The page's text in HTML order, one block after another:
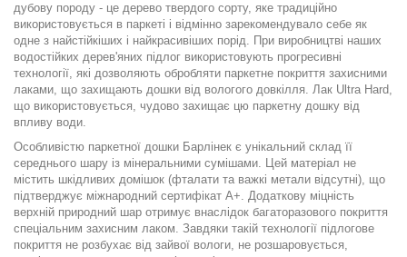
дубову породу - це дерево твердого сорту, яке традиційно
використовується в паркеті і відмінно зарекомендувало себе як
одне з найстійкіших і найкрасивіших порід. При виробництві наших
водостійких дерев'яних підлог використовують прогресивні
технології, які дозволяють обробляти паркетне покриття захисними
лаками, що захищають дошки від вологого довкілля. Лак Ultra Hard,
що використовується, чудово захищає цю паркетну дошку від
впливу води.
Особливістю паркетної дошки Барлінек є унікальний склад її
середнього шару із мінеральними сумішами. Цей матеріал не
містить шкідливих домішок (фталати та важкі метали відсутні), що
підтверджує міжнародний сертифікат А+. Додаткову міцність
верхній природний шар отримує внаслідок багаторазового покриття
спеціальним захисним лаком. Завдяки такій технології підлогове
покриття не розбухає від зайвої вологи, не розшаровується,